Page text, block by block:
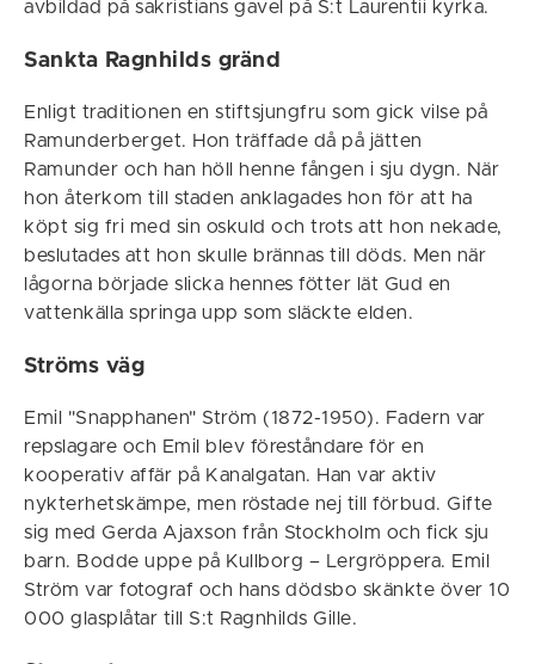
avbildad på sakristians gavel på S:t Laurentii kyrka.
Sankta Ragnhilds gränd
Enligt traditionen en stiftsjungfru som gick vilse på
Ramunderberget. Hon träffade då på jätten
Ramunder och han höll henne fången i sju dygn. När
hon återkom till staden anklagades hon för att ha
köpt sig fri med sin oskuld och trots att hon nekade,
beslutades att hon skulle brännas till döds. Men när
lågorna började slicka hennes fötter lät Gud en
vattenkälla springa upp som släckte elden.
Ströms väg
Emil "Snapphanen" Ström (1872-1950). Fadern var
repslagare och Emil blev föreståndare för en
kooperativ affär på Kanalgatan. Han var aktiv
nykterhetskämpe, men röstade nej till förbud. Gifte
sig med Gerda Ajaxson från Stockholm och fick sju
barn. Bodde uppe på Kullborg – Lergröppera. Emil
Ström var fotograf och hans dödsbo skänkte över 10
000 glasplåtar till S:t Ragnhilds Gille.